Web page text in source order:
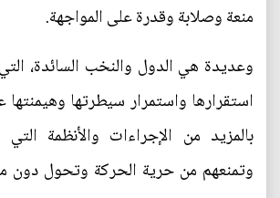
منعة وصلابة وقدرة على المواجهة.
وعديدة هي الدول والنخب السائدة،
استقرارها واستمرار سيطرتها
بالمزيد من الإجراءات والأنظمة
وتمنعهم من حرية الحركة وتحول دون